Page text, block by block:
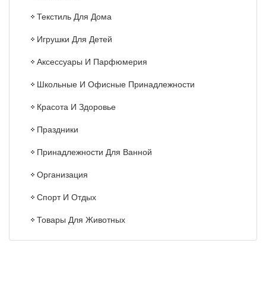
Текстиль Для Дома
Игрушки Для Детей
Аксессуары И Парфюмерия
Школьные И Офисные Принадлежности
Красота И Здоровье
Праздники
Принадлежности Для Ванной
Организация
Спорт И Отдых
Товары Для Животных